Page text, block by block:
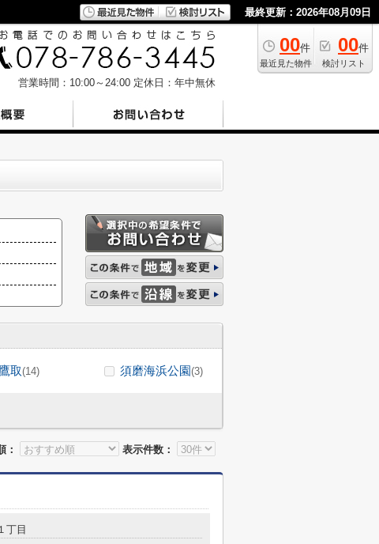
最終更新：2026年08月09日
00件
最近見た物件
00件
検討リスト
営業時間：10:00～24:00 定休日：年中無休
鷹取(14) 須磨海浜公園(3)
：
表示件数：
丁目